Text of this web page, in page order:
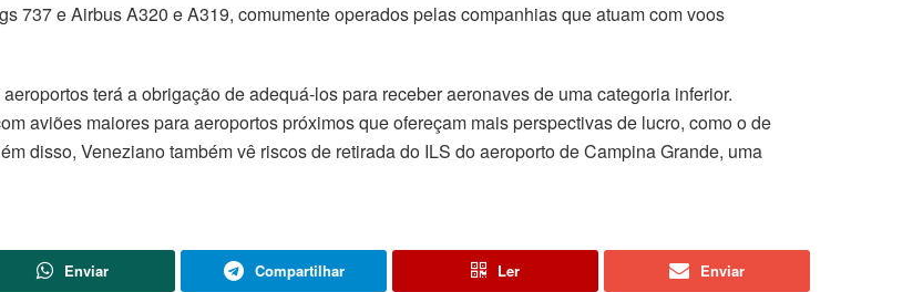
737 e Airbus A320 e A319, comumente operados pelas companhias que atuam com voos
terá a obrigação de adequá-los para receber aeronaves de uma categoria inferior.
aviões maiores para aeroportos próximos que ofereçam mais perspectivas de lucro, como o de
disso, Veneziano também vê riscos de retirada do ILS do aeroporto de Campina Grande, uma
Enviar Compartilhar Ler Enviar